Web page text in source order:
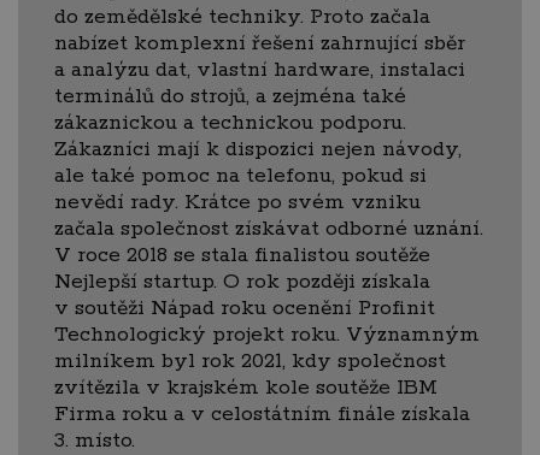
do zemědělské techniky. Proto začala
nabízet komplexní řešení zahrnující sběr
a analýzu dat, vlastní hardware, instalaci
terminálů do strojů, a zejména také
zákaznickou a technickou podporu.
Zákazníci mají k dispozici nejen návody,
ale také pomoc na telefonu, pokud si
nevědí rady. Krátce po svém vzniku
začala společnost získávat odborné uznání.
V roce 2018 se stala finalistou soutěže
Nejlepší startup. O rok později získala
v soutěži Nápad roku ocenění Profinit
Technologický projekt roku. Významným
milníkem byl rok 2021, kdy společnost
zvítězila v krajském kole soutěže IBM
Firma roku a v celostátním finále získala
3. místo.